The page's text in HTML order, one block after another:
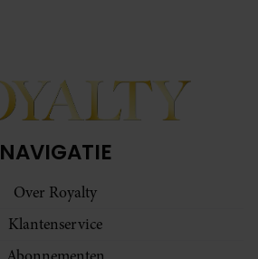
NAVIGATIE
Over Royalty
Klantenservice